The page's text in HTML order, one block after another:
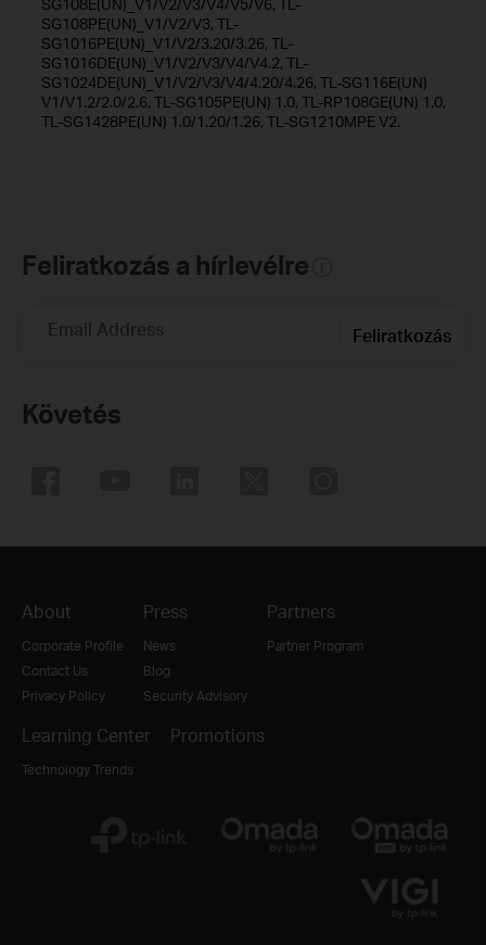
SG108PE(UN)_V1/V2/V3, TL-
SG1016PE(UN)_V1/V2/3.20/3.26, TL-
SG1016DE(UN)_V1/V2/V3/V4/V4.2, TL-
SG1024DE(UN)_V1/V2/V3/V4/4.20/4.26, TL-SG116E(UN)
V1/V1.2/2.0/2.6, TL-SG105PE(UN) 1.0, TL-RP108GE(UN) 1.0,
TL-SG1428PE(UN) 1.0/1.20/1.26, TL-SG1210MPE V2.
Feliratkozás a hírlevélre
Email Address Feliratkozás
Követés
About
Corporate Profile
Contact Us
Privacy Policy
Press
News
Blog
Security Advisory
Partners
Partner Program
Learning Center
Technology Trends
Promotions